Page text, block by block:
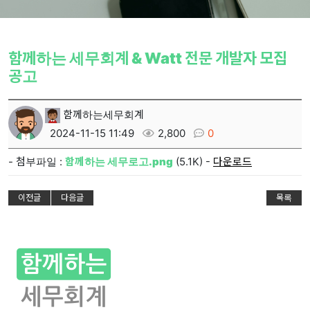
함께하는 세무회계 & Watt 전문 개발자 모집
공고
함께하는세무회계
2024-11-15 11:49
2,800 0
- 첨부파일 : 함께하는 세무로고.png (5.1K) - 다운로드
이전글 다음글 목록